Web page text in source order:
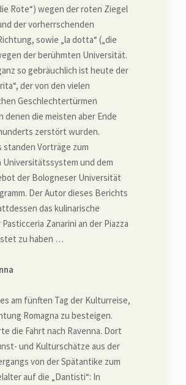
Rote“) wegen der roten Ziegel
der vorherrschenden
sowie „la dotta“ („die
der berühmten Universität.
so gebräuchlich ist heute der
der von den vielen
Geschlechtertürmen
denen die meisten aber Ende
zerstört wurden.
standen Vorträge zum
Universitätssystem und dem
der Bologneser Universität
Der Autor dieses Berichts
das kulinarische
Zanarini an der Piazza
zu haben …
am fünften Tag der Kulturreise,
Romagna zu besteigen.
die Fahrt nach Ravenna. Dort
und Kulturschätze aus der
von der Spätantike zum
auf die „Dantisti“: In